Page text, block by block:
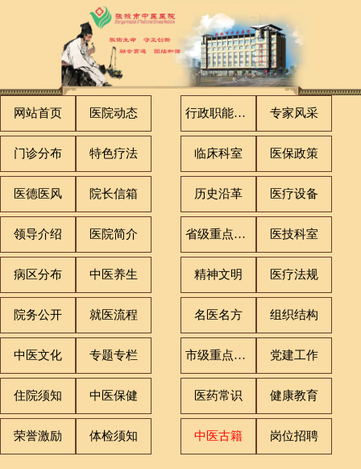
网站首页 医院动态 行政职能科室 专家风采
门诊分布 特色疗法 临床科室 医保政策
医德医风 院长信箱 历史沿革 医疗设备
领导介绍 医院简介 省级重点专科 医技科室
病区分布 中医养生 精神文明 医疗法规
院务公开 就医流程 名医名方 组织结构
中医文化 专题专栏 市级重点专科 党建工作
住院须知 中医保健 医药常识 健康教育
荣誉激励 体检须知 中医古籍 岗位招聘